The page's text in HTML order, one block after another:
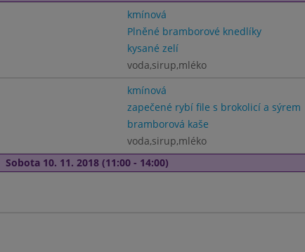
kmínová
Plněné bramborové knedlíky
kysané zelí
voda,sirup,mléko
kmínová
zapečené rybí file s brokolicí a sýrem
bramborová kaše
voda,sirup,mléko
Sobota 10. 11. 2018 (11:00 - 14:00)